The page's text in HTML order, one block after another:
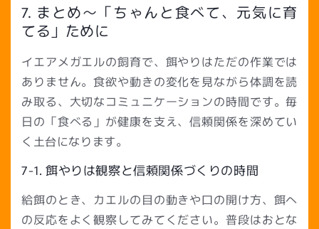
7. まとめ〜「ちゃんと食べて、元気に育
てる」ために
イエアメガエルの飼育で、餌やりはただの作業では
ありません。食欲や動きの変化を見ながら体調を読
み取る、大切なコミュニケーションの時間です。毎
日の「食べる」が健康を支え、信頼関係を深めてい
く土台になります。
7-1. 餌やりは観察と信頼関係づくりの時間
給餌のとき、カエルの目の動きや口の開け方、餌へ
の反応をよく観察してみてください。普段はおとな